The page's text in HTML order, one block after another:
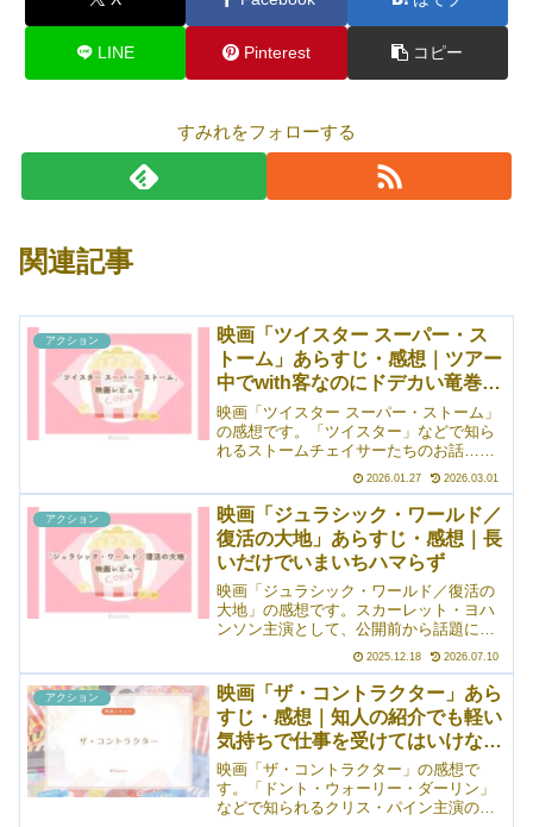
LINE Pinterest コピー
すみれをフォローする
関連記事
アクション
映画「ツイスター スーパー・ス
トーム」あらすじ・感想｜ツアー
中でwith客なのにドデカい竜巻
に！
映画「ツイスター スーパー・ストーム」
の感想です。「ツイスター」などで知ら
れるストームチェイサーたちのお話……
ではありますが、まさかのツアー会社が
竜巻ツアー中に客を乗せたまま（！？）
ドデカ竜巻を追いかける展開に。クレイ
ジーすぎますね。こんなのあとあと訴訟
問題になるだろうと思う。でも、普通に
楽しめました。若干チープさはあるもの
の、チープすぎることもなく。なによ
り、スキート・ウールリッチが出演して
いるの、驚き。
2026.01.27 2026.03.01
アクション
映画「ジュラシック・ワールド／
復活の大地」あらすじ・感想｜長
いだけでいまいちハマらず
映画「ジュラシック・ワールド／復活の
大地」の感想です。スカーレット・ヨハ
ンソン主演として、公開前から話題にな
っていたジュラシックシリーズの7作目。
めちゃくちゃ期待していたけれど、正直
いまいちかなと感じました。というの
も、ジュラシックシリーズの魅力がほと
んどなくなってしまっていたから。怖く
て格好良い！みたいなのが良かったの
に、恐竜がただの大型モンスターとして
描かれている感じがして。ロマンがな
い！
2025.12.18 2026.07.10
アクション
映画「ザ・コントラクター」あら
すじ・感想｜知人の紹介でも軽い
気持ちで仕事を受けてはいけない
例
映画「ザ・コントラクター」の感想で
す。「ドント・ウォーリー・ダーリン」
などで知られるクリス・パイン主演のア